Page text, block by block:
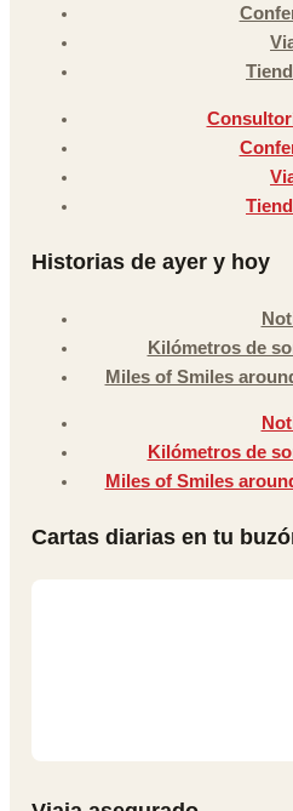
Historias de ayer y hoy
Kilómetros de
Miles of Smiles
Kilómetros de
Miles of Smiles
Cartas diarias en tu